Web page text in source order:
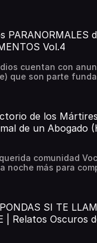
en pie. Gracias por
Disfruten los
escalofríos. 📌
Envíala a:
Hosted on
PARANORMALES
Vol.4
cuentan con
que son parte
en pie. Excelente
estén teniendo una
y tómense un
en su canal. Déjame
Siempre estoy
paranormal?
Hosted on
for more information.
de los
de un Abogado
comunidad
noche más para
de terror,
las
paranormal?
Hosted on
for more
SI TE
| Relatos Oscuros